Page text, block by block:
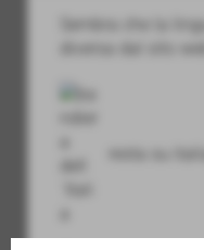
Sembra che la